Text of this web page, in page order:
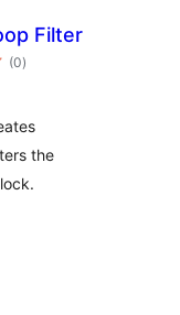
Filter
(0कुल
दर)
the